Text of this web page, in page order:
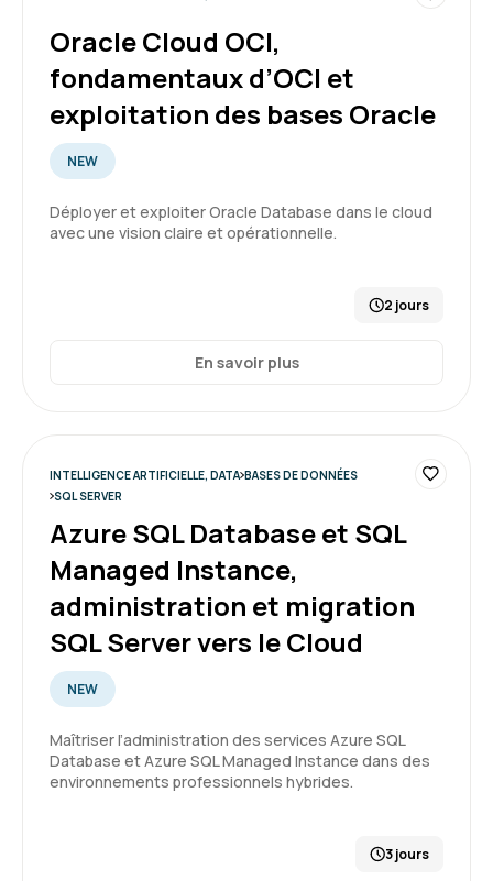
Oracle Cloud OCI,
fondamentaux d’OCI et
exploitation des bases Oracle
NEW
Déployer et exploiter Oracle Database dans le cloud
avec une vision claire et opérationnelle.
2 jours
En savoir plus
INTELLIGENCE ARTIFICIELLE, DATA BASES DE DONNÉES
SQL SERVER
Azure SQL Database et SQL
Managed Instance,
administration et migration
SQL Server vers le Cloud
NEW
Maîtriser l’administration des services Azure SQL
Database et Azure SQL Managed Instance dans des
environnements professionnels hybrides.
3 jours